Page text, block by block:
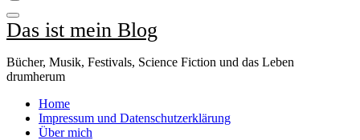
Das ist mein Blog
Bücher, Musik, Festivals, Science Fiction und das Leben
drumherum
Home
Impressum und Datenschutzerklärung
Über mich